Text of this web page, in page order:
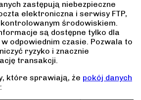
zastępują niebezpieczne
elektroniczna i serwisy FTP,
środowiskiem.
są dostępne tylko dla
odpowiednim czasie. Pozwala to
ryzyko i znacznie
transakcji.
które sprawiają, że pokój danych